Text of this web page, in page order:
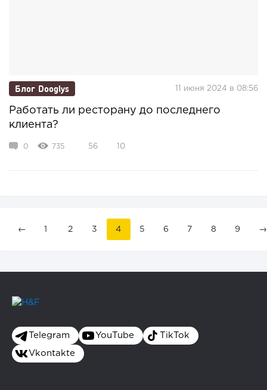
Блог Dooglys 11 июня 2024 в 08:56
Работать ли ресторану до последнего
клиента?
0 735 56 10
← 1 2 3 4 5 6 7 8 9 →
Telegram YouTube TikTok
Vkontakte